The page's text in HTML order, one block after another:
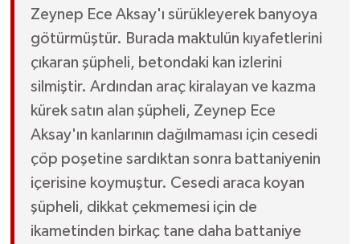
Zeynep Ece Aksay'ı sürükleyerek banyoya
götürmüştür. Burada maktulün kıyafetlerini
çıkaran şüpheli, betondaki kan izlerini
silmiştir. Ardından araç kiralayan ve kazma
kürek satın alan şüpheli, Zeynep Ece
Aksay'ın kanlarının dağılmaması için cesedi
çöp poşetine sardıktan sonra battaniyenin
içerisine koymuştur. Cesedi araca koyan
şüpheli, dikkat çekmemesi için de
ikametinden birkaç tane daha battaniye